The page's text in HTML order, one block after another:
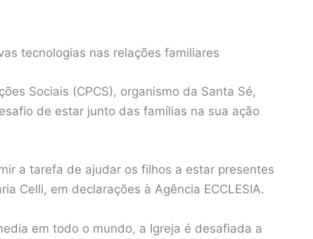
tecnologias nas relações familiares
Sociais (CPCS), organismo da Santa Sé,
de estar junto das famílias na sua ação
a tarefa de ajudar os filhos a estar presentes
Celli, em declarações à Agência ECCLESIA.
em todo o mundo, a Igreja é desafiada a